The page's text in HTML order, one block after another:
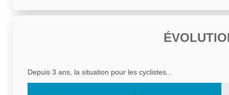
Depuis 3 ans, la situation pour les cyclistes...